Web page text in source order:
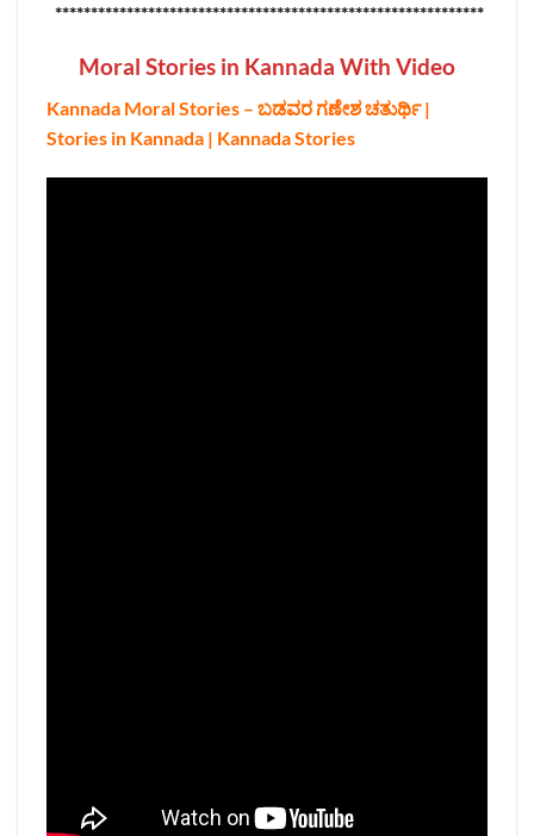
************************************************************
Moral Stories in Kannada With Video
Kannada Moral Stories – ಬಡವರ ಗಣೇಶ ಚತುರ್ಥಿ |
Stories in Kannada | Kannada Stories